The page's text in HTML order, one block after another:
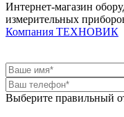
Интернет-магазин
измерительных
Компания ТЕХНОВИК
Выберите правильный